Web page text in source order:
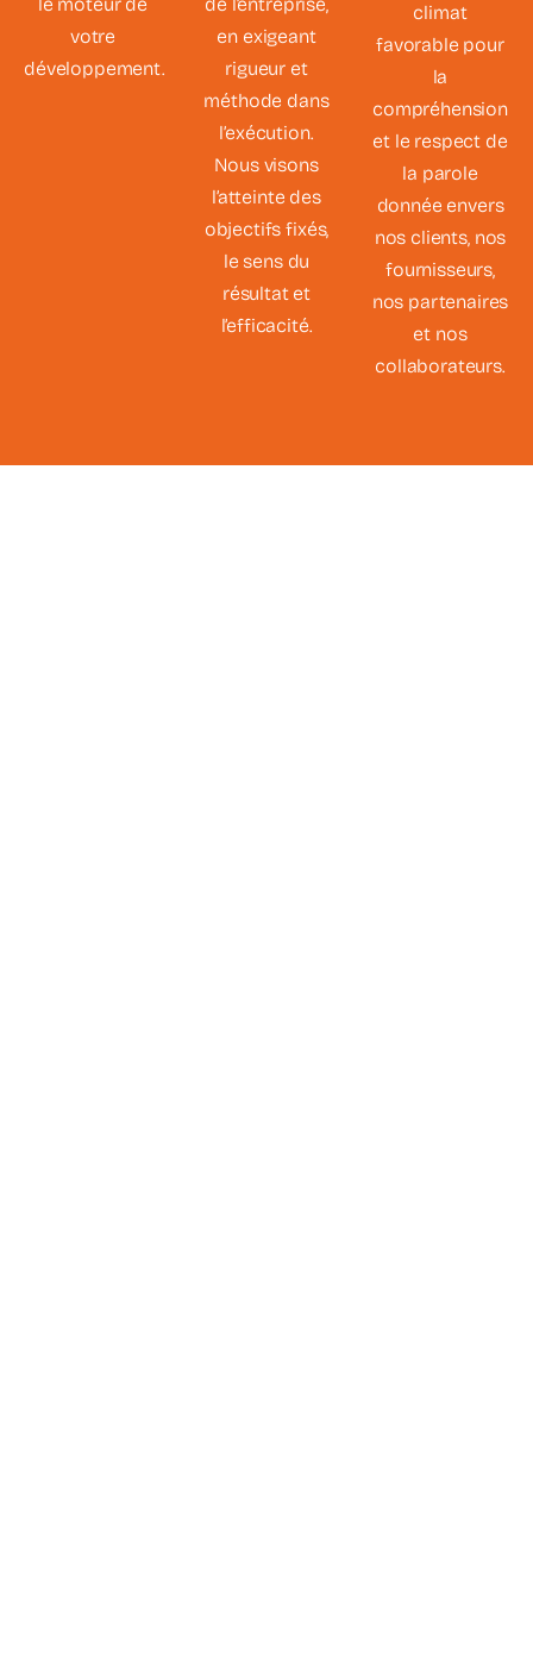
le moteur de
votre
développement.
de l’entreprise,
en exigeant
rigueur et
méthode dans
l’exécution.
Nous visons
l’atteinte des
objectifs fixés,
le sens du
résultat et
l’efficacité.
climat
favorable pour
la
compréhension
et le respect de
la parole
donnée envers
nos clients, nos
fournisseurs,
nos partenaires
et nos
collaborateurs.